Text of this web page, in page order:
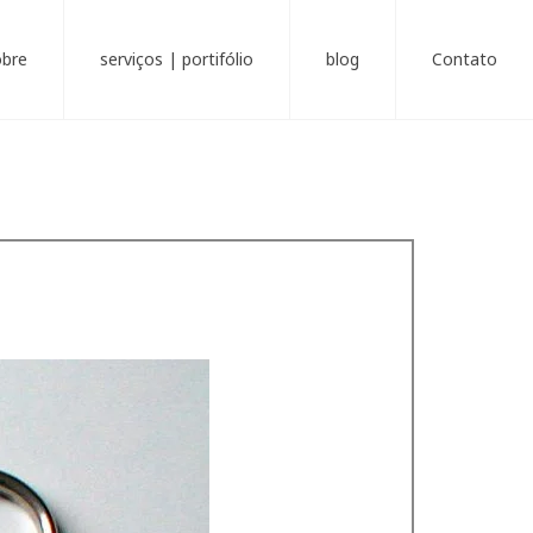
serviços | portifólio blog Contato